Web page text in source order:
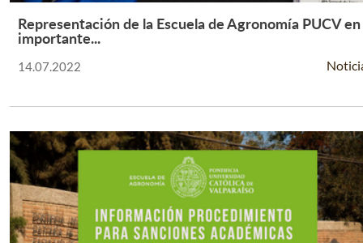
Leer Más +
Representación de la Escuela de Agronomía PUCV en
importante...
14.07.2022